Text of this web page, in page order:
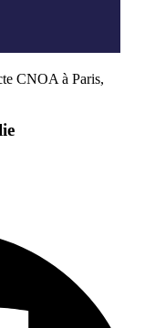
CNOA à Paris,